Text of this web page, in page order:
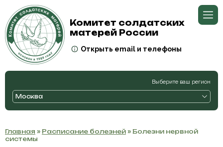
Комитет солдатских
матерей России
Открыть email и телефоны
Выберите ваш регион
Москва
Главная » Расписание болезней » Болезни нервной
системы